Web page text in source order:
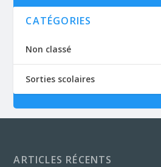
CATÉGORIES
Non classé
Sorties scolaires
ARTICLES RÉCENTS